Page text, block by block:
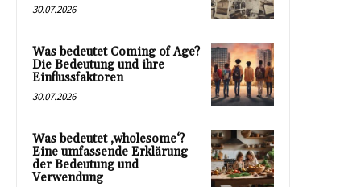
30.07.2026
Was bedeutet Coming of Age?
Die Bedeutung und ihre
Einflussfaktoren
30.07.2026
Was bedeutet ‚wholesome‘?
Eine umfassende Erklärung
der Bedeutung und
Verwendung